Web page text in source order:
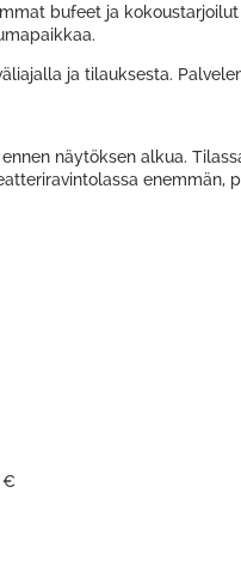
bufeet ja
ja tilauksesta.
näytöksen alkua.
enemmän,
€